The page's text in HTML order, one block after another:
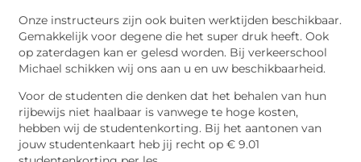
Onze instructeurs zijn ook buiten werktijden beschikbaar.
Gemakkelijk voor degene die het super druk heeft. Ook
op zaterdagen kan er gelesd worden. Bij verkeerschool
Michael schikken wij ons aan u en uw beschikbaarheid.
Voor de studenten die denken dat het behalen van hun
rijbewijs niet haalbaar is vanwege te hoge kosten,
hebben wij de studentenkorting. Bij het aantonen van
jouw studentenkaart heb jij recht op € 9.01